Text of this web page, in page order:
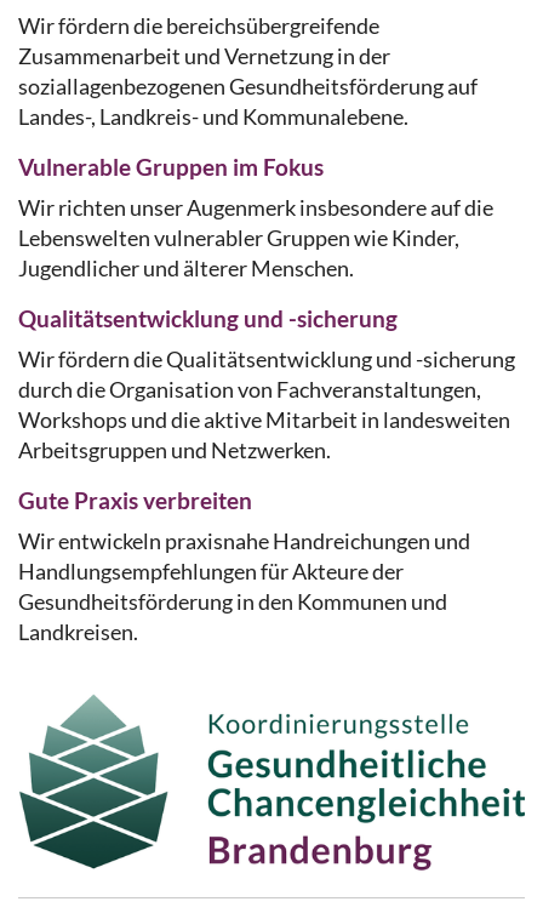
Wir fördern die bereichsübergreifende
Zusammenarbeit und Vernetzung in der
soziallagenbezogenen Gesundheitsförderung auf
Landes-, Landkreis- und Kommunalebene.
Vulnerable Gruppen im Fokus
Wir richten unser Augenmerk insbesondere auf die
Lebenswelten vulnerabler Gruppen wie Kinder,
Jugendlicher und älterer Menschen.
Qualitätsentwicklung und -sicherung
Wir fördern die Qualitätsentwicklung und -sicherung
durch die Organisation von Fachveranstaltungen,
Workshops und die aktive Mitarbeit in landesweiten
Arbeitsgruppen und Netzwerken.
Gute Praxis verbreiten
Wir entwickeln praxisnahe Handreichungen und
Handlungsempfehlungen für Akteure der
Gesundheitsförderung in den Kommunen und
Landkreisen.